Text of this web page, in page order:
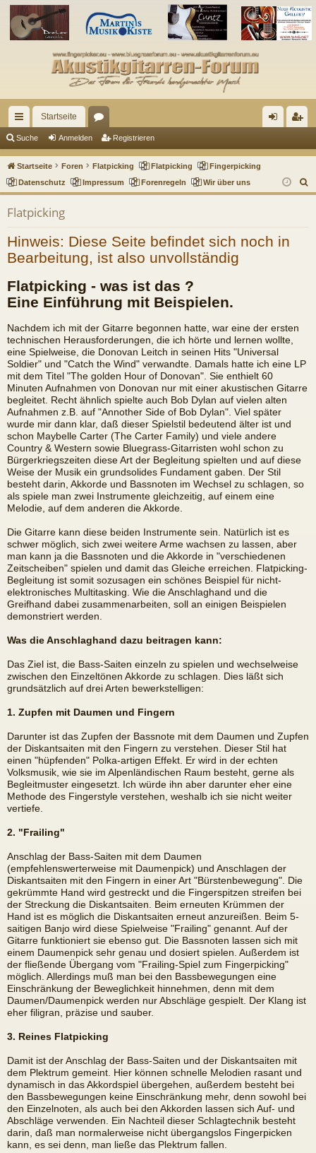
ch
ne
llz
Startseite
en m ist
rie
Suche Anmelden Registrieren
Startseite Foren Flatpicking Flatpicking
Fingerpicking
Datenschutz
Impressum Forenregeln Wir über uns
u
Flatpicking
Hinweis: Diese Seite befindet sich noch in
Bearbeitung, ist also unvollständig
Flatpicking - was ist das ?
Eine Einführung mit Beispielen.
Nachdem ich mit der Gitarre begonnen hatte, war eine der ersten
technischen Herausforderungen, die ich hörte und lernen wollte,
eine Spielweise, die Donovan Leitch in seinen Hits "Universal
Soldier" und "Catch the Wind" verwandte. Damals hatte ich eine LP
mit dem Titel "The golden Hour of Donovan". Sie enthielt 60
Minuten Aufnahmen von Donovan nur mit einer akustischen Gitarre
begleitet. Recht ähnlich spielte auch Bob Dylan auf vielen alten
Aufnahmen z.B. auf "Annother Side of Bob Dylan". Viel später
wurde mir dann klar, daß dieser Spielstil bedeutend älter ist und
schon Maybelle Carter (The Carter Family) und viele andere
Country & Western sowie Bluegrass-Gitarristen wohl schon zu
Bürgerkriegszeiten diese Art der Begleitung spielten und auf diese
Weise der Musik ein grundsolides Fundament gaben. Der Stil
besteht darin, Akkorde und Bassnoten im Wechsel zu schlagen, so
als spiele man zwei Instrumente gleichzeitig, auf einem eine
Melodie, auf dem anderen die Akkorde.
Die Gitarre kann diese beiden Instrumente sein. Natürlich ist es
schwer möglich, sich zwei weitere Arme wachsen zu lassen, aber
man kann ja die Bassnoten und die Akkorde in "verschiedenen
Zeitscheiben" spielen und damit das Gleiche erreichen. Flatpicking-
Begleitung ist somit sozusagen ein schönes Beispiel für nicht-
elektronisches Multitasking. Wie die Anschlaghand und die
Greifhand dabei zusammenarbeiten, soll an einigen Beispielen
demonstriert werden.
Was die Anschlaghand dazu beitragen kann:
Das Ziel ist, die Bass-Saiten einzeln zu spielen und wechselweise
zwischen den Einzeltönen Akkorde zu schlagen. Dies läßt sich
grundsätzlich auf drei Arten bewerkstelligen:
1. Zupfen mit Daumen und Fingern
Darunter ist das Zupfen der Bassnote mit dem Daumen und Zupfen
der Diskantsaiten mit den Fingern zu verstehen. Dieser Stil hat
einen "hüpfenden" Polka-artigen Effekt. Er wird in der echten
Volksmusik, wie sie im Alpenländischen Raum besteht, gerne als
Begleitmuster eingesetzt. Ich würde ihn aber darunter eher eine
Methode des Fingerstyle verstehen, weshalb ich sie nicht weiter
vertiefe.
2. "Frailing"
Anschlag der Bass-Saiten mit dem Daumen
(empfehlenswerterweise mit Daumenpick) und Anschlagen der
Diskantsaiten mit den Fingern in einer Art "Bürstenbewegung". Die
gekrümmte Hand wird gestreckt und die Fingerspitzen streifen bei
der Streckung die Diskantsaiten. Beim erneuten Krümmen der
Hand ist es möglich die Diskantsaiten erneut anzureißen. Beim 5-
saitigen Banjo wird diese Spielweise "Frailing" genannt. Auf der
Gitarre funktioniert sie ebenso gut. Die Bassnoten lassen sich mit
einem Daumenpick sehr genau und dosiert spielen. Außerdem ist
der fließende Übergang vom "Frailing-Spiel zum Fingerpicking"
möglich. Allerdings muß man bei den Bassbewegungen eine
Einschränkung der Beweglichkeit hinnehmen, denn mit dem
Daumen/Daumenpick werden nur Abschläge gespielt. Der Klang ist
eher filigran, präzise und sauber.
3. Reines Flatpicking
Damit ist der Anschlag der Bass-Saiten und der Diskantsaiten mit
dem Plektrum gemeint. Hier können schnelle Melodien rasant und
dynamisch in das Akkordspiel übergehen, außerdem besteht bei
den Bassbewegungen keine Einschränkung mehr, denn sowohl bei
den Einzelnoten, als auch bei den Akkorden lassen sich Auf- und
Abschläge verwenden. Ein Nachteil dieser Schlagtechnik besteht
darin, daß man normalerweise nicht übergangslos Fingerpicken
kann, es sei denn, man ließe das Plektrum fallen.